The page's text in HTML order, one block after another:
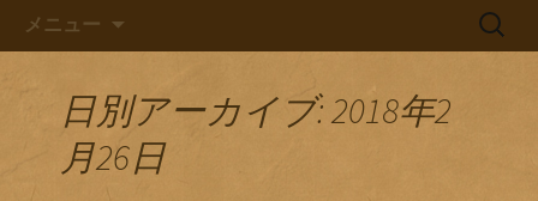
メニュー
検
日別アーカイブ: 2018年2
月26日